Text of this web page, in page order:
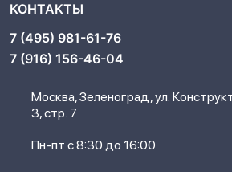
КОНТАКТЫ
7 (495) 981-61-76
7 (916) 156-46-04
Москва, Зеленоград, ул.
3, стр. 7
Пн-пт с 8:30 до 16:00